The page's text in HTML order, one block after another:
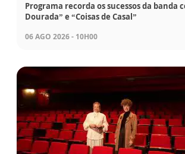
Programa recorda os sucessos da banda
Dourada” e “Coisas de Casal”
06 AGO 2026 - 10H00